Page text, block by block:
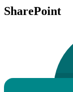
SharePoint